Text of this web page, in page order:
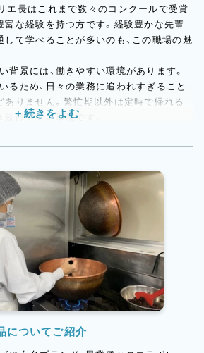
エ長はこれまで数々のコンクールで受賞
富な経験を持つ方です。経験豊かな先輩
して学べることが多いのも、この職場の魅
背景には、働きやすい環境があります。
るため、日々の業務に追われすぎること
ありません。繁忙期以外は定時で帰れる
続けやすい環境です。
フである辻口との距離も近く、自分の意
企画、コンクールへの挑戦なども、意欲が
くチャレンジ可能。実際に若手スタッフ
一人ひとりの成長をしっかり後押しして
で長く働きたい」と思える理由につながっ
についてご紹介